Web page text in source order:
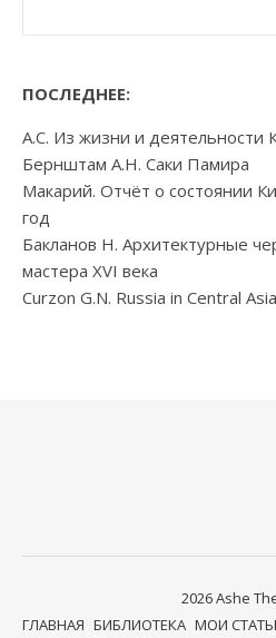
ПОСЛЕДНЕЕ:
А.С. Из жизни и деятельности
Бернштам А.Н. Саки Памира
Макарий. Отчёт о состоянии
год
Бакланов Н. Архитектурные
мастера XVI века
Curzon G.N. Russia in Central
2026 Ashe
ГЛАВНАЯ БИБЛИОТЕКА МОИ